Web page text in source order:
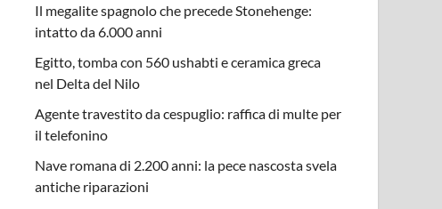
Il megalite spagnolo che precede Stonehenge:
intatto da 6.000 anni
Egitto, tomba con 560 ushabti e ceramica greca
nel Delta del Nilo
Agente travestito da cespuglio: raffica di multe per
il telefonino
Nave romana di 2.200 anni: la pece nascosta svela
antiche riparazioni